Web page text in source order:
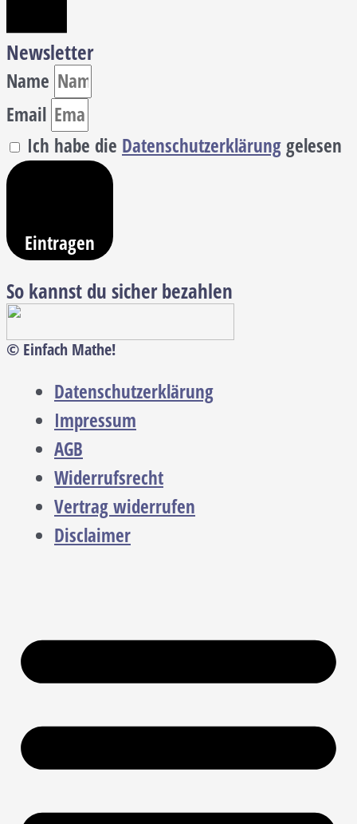
Newsletter
Name
Email
Ich habe die Datenschutzerklärung gelesen
Eintragen
So kannst du sicher bezahlen
© Einfach Mathe!
Datenschutzerklärung
Impressum
AGB
Widerrufsrecht
Vertrag widerrufen
Disclaimer